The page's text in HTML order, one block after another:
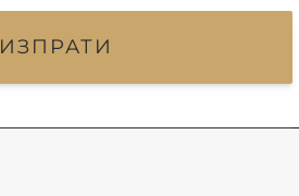
ИЗПРАТИ